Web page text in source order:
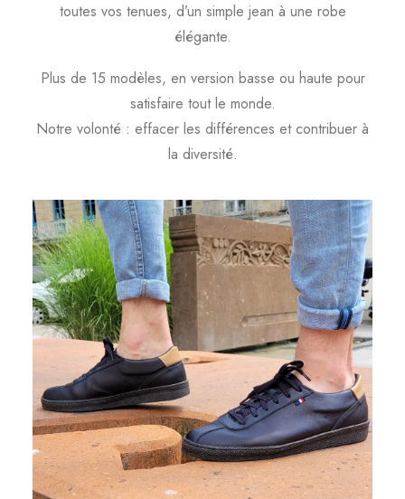
toutes vos tenues, d’un simple jean à une robe
élégante.
Plus de 15 modèles, en version basse ou haute pour
satisfaire tout le monde.
Notre volonté : effacer les différences et contribuer à
la diversité.